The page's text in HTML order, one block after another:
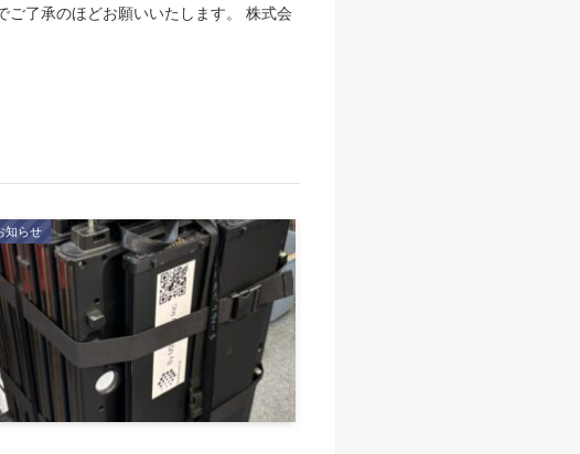
ご了承のほどお願いいたします。 株式会
知らせ